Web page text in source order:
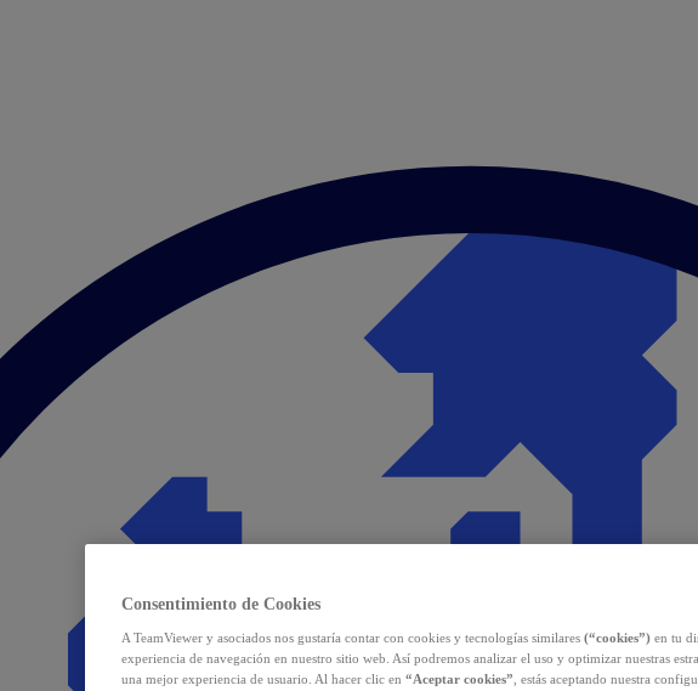
Consentimiento de Cookies
A TeamViewer y asociados nos gustaría contar con cookies y tecnologías similares (“cookies”) en tu
experiencia de navegación en nuestro sitio web. Así podremos analizar el uso y optimizar nuestras
una mejor experiencia de usuario. Al hacer clic en “Aceptar cookies” , estás aceptando nuestra